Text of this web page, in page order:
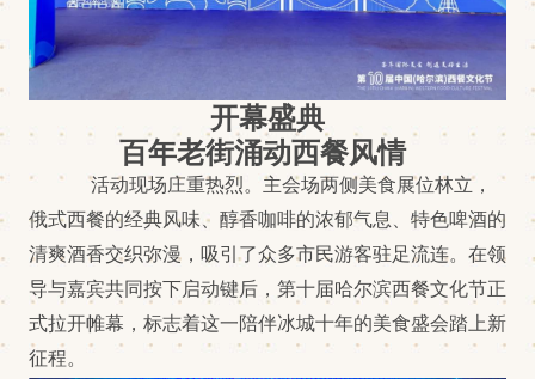
开幕盛典
百年老街涌动西餐风情
活动现场庄重热烈。主会场两侧美食展位林立，
俄式西餐的经典风味、醇香咖啡的浓郁气息、特色啤酒的
清爽酒香交织弥漫，吸引了众多市民游客驻足流连。在领
导与嘉宾共同按下启动键后，第十届哈尔滨西餐文化节正
式拉开帷幕，标志着这一陪伴冰城十年的美食盛会踏上新
征程。